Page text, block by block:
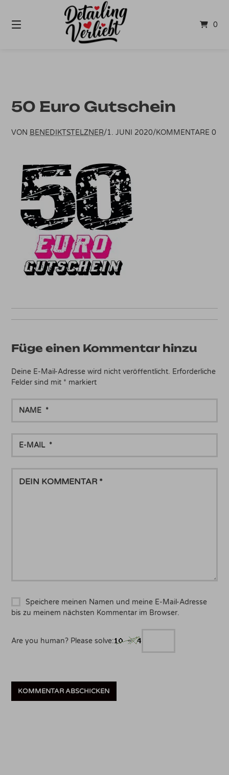
Inhalt
0
50 Euro Gutschein
VON BENEDIKTSTELZNER/1. JUNI 2020/KOMMENTARE 0
Füge einen Kommentar hinzu
Deine E-Mail-Adresse wird nicht veröffentlicht. Erforderliche
Felder sind mit * markiert
MAIL
KOMMENTAR
Speichere meinen Namen und meine E-Mail-Adresse
bis zu meinem nächsten Kommentar im Browser.
Are you human? Please solve: